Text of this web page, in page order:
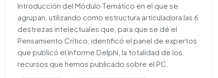
Introducción del Módulo Temático en el que se
agrupan, utilizando como estructura articuladora las 6
destrezas intelectuales que, para que se dé el
Pensamiento Crítico, identificó el panel de expertos
que publicó el Informe Delphi, la totalidad de los
recursos que hemos publicado sobre el PC.